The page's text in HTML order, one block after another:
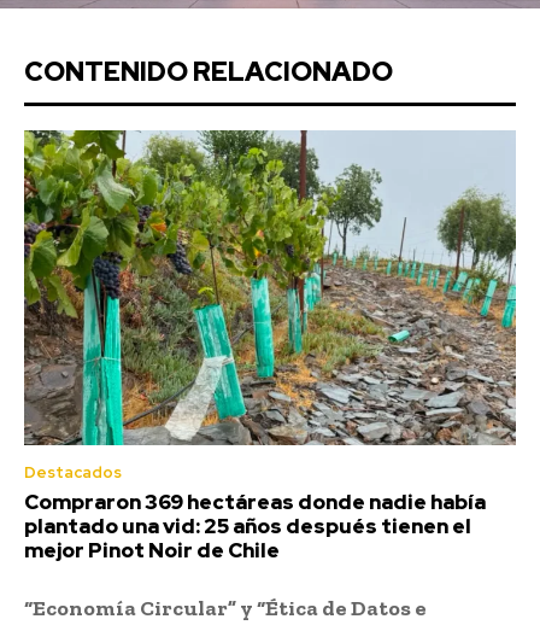
CONTENIDO RELACIONADO
Destacados
Compraron 369 hectáreas donde nadie había
plantado una vid: 25 años después tienen el
mejor Pinot Noir de Chile
“Economía Circular” y “Ética de Datos e